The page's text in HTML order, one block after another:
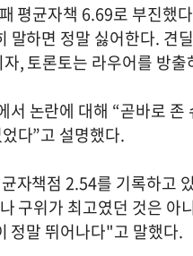
평균자책 6.69로 부진했
말하면 정말 싫어한다. 견
, 토론토는 라우어를 방출
논란에 대해 “곧바로
다”고 설명했다.
자책점 2.54를 기록하고
구위가 최고였던 것은 아
정말 뛰어나다"고 말했다.